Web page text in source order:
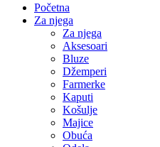
Početna
Za njega
Za njega
Aksesoari
Bluze
Džemperi
Farmerke
Kaputi
Košulje
Majice
Obuća